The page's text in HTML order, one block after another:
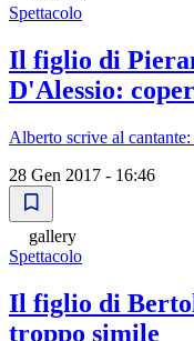
Spettacolo
Il figlio di
D'Alessio:
Alberto scrive al
28 Gen 2017 - 16:46
gallery
Spettacolo
Il figlio di
troppo simile